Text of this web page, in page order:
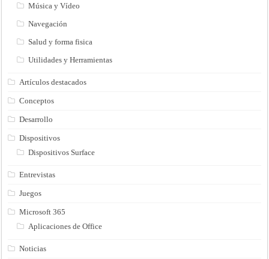
Música y Vídeo
Navegación
Salud y forma fisica
Utilidades y Herramientas
Artículos destacados
Conceptos
Desarrollo
Dispositivos
Dispositivos Surface
Entrevistas
Juegos
Microsoft 365
Aplicaciones de Office
Noticias